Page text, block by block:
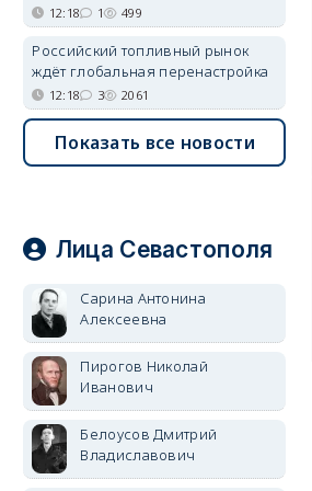
12:18 1 499
Российский топливный рынок
ждёт глобальная перенастройка
12:18 3 2061
Показать все новости
Лица Севастополя
Сарина Антонина
Алексеевна
Пирогов Николай
Иванович
Белоусов Дмитрий
Владиславович